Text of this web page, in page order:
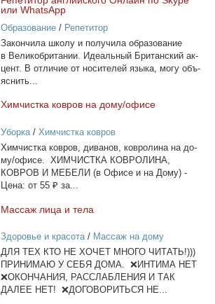
или WhatsApp
Образование/ Репетитор
За­кон­чи­ла шко­лу и по­лу­чи­ла об­ра­зо­ва­ние
в Ве­ли­ко­бри­та­нии. Иде­аль­ный Бри­тан­ский ак­
цент. В от­ли­чие от но­си­те­лей язы­ка, мо­гу объ­
яс­нить...
Хим­чист­ка ков­ров на до­му/офи­се
Уборка/ Химчистка ковров
Хим­чист­ка ков­ров, ди­ва­нов, ков­ро­ли­на на до­
му/офи­се. ХИМЧИСТКА КОВРОЛИНА,
КОВРОВ И МЕБЕЛИ (в Офи­се и на До­му) -
Це­на: от 55 ₽ за...
Мас­саж ли­ца и те­ла
Здоровье и красота/ Массаж на дому
ДЛЯ ТЕХ КТО НЕ ХОЧЕТ МНОГО ЧИТАТЬ!)))
ПРИНИМАЮ У СЕБЯ ДОМА. ❌ИНТИМА НЕТ
❌ОКОНЧАНИЯ, РАССЛАБЛЕНИЯ И ТАК
ДАЛЕЕ НЕТ! ❌ДОГОВОРИТЬСЯ НЕ...